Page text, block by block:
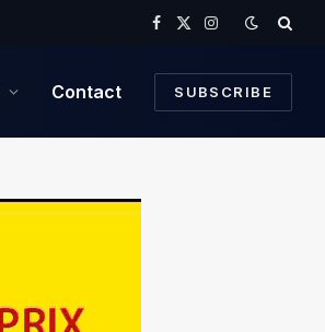
Facebook
X
Instagram
Contact SUBSCRIBE